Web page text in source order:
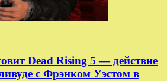
Dead Rising 5 — действие
с Фрэнком Уэстом в